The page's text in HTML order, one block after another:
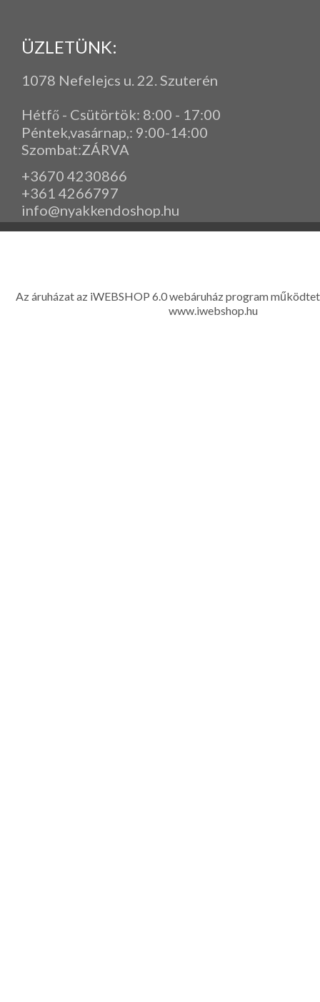
ÜZLETÜNK:
1078 Nefelejcs u. 22. Szuterén
Hétfő - Csütörtök: 8:00 - 17:00
Péntek,vasárnap, : 9:00-14:00
Szombat:ZÁRVA
+3670 4230866
+361 4266797
info@nyakkendoshop.hu
Az áruházat az iWEBSHOP 6.0 webáruház program
www.iwebshop.hu